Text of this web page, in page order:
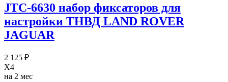
JTC-6630 набор фиксаторов для
настройки ТНВД LAND ROVER
JAGUAR
2 125 ₽
X4
на 2 мес